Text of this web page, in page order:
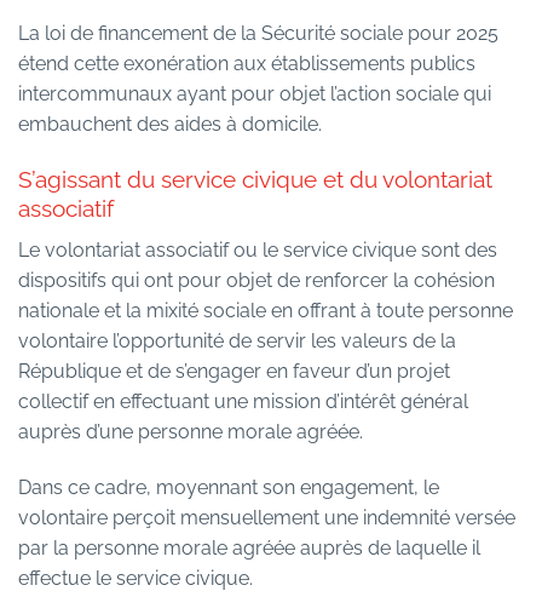
La loi de financement de la Sécurité sociale pour 2025
étend cette exonération aux établissements publics
intercommunaux ayant pour objet l’action sociale qui
embauchent des aides à domicile.
S’agissant du service civique et du volontariat
associatif
Le volontariat associatif ou le service civique sont des
dispositifs qui ont pour objet de renforcer la cohésion
nationale et la mixité sociale en offrant à toute personne
volontaire l’opportunité de servir les valeurs de la
République et de s’engager en faveur d’un projet
collectif en effectuant une mission d’intérêt général
auprès d’une personne morale agréée.
Dans ce cadre, moyennant son engagement, le
volontaire perçoit mensuellement une indemnité versée
par la personne morale agréée auprès de laquelle il
effectue le service civique.